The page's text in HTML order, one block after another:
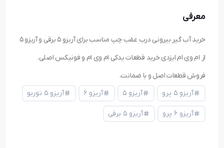
معرفی
خرید آب گیر بیرونی درب عقب چپ مناسب برای آریزو ۵ برقی و آریزو ۵
از ام وی ام ایزدی خرید قطعات یدکی ام وی ام و فونیکس اصلی.
فروش قطعات اصل و با ضمانت.
آریزو ۵ پرو
آریزو ۵ آریزو ۶ آریزو ۵ توربو
آریزو ۶ پرو آریزو ۵ برقی